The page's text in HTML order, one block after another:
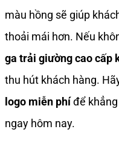
màu hồng sẽ giúp
thoải mái hơn. Nếu
ga trải giường cao cấp
thu hút khách hàng.
logo miễn phíđể khẳng
ngay hôm nay.